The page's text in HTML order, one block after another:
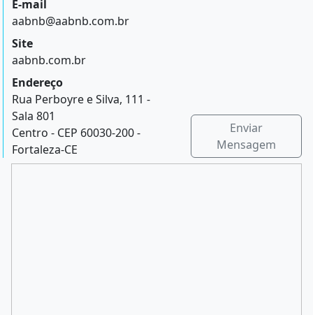
E-mail
aabnb@aabnb.com.br
Site
aabnb.com.br
Endereço
Rua Perboyre e Silva, 111 -
Sala 801
Centro - CEP 60030-200 -
Fortaleza-CE
Enviar
Mensagem